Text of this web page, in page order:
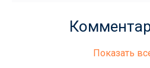
Показать